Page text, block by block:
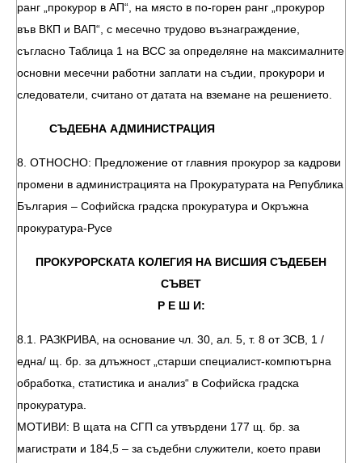
ранг „прокурор в АП“, на място в по-горен ранг „прокурор
във ВКП и ВАП“, с месечно трудово възнаграждение,
съгласно Таблица 1 на ВСС за определяне на максималните
основни месечни работни заплати на съдии, прокурори и
следователи, считано от датата на вземане на решението.
СЪДЕБНА АДМИНИСТРАЦИЯ
8. ОТНОСНО: Предложение от главния прокурор за кадрови
промени в администрацията на Прокуратурата на Република
България – Софийска градска прокуратура и Окръжна
прокуратура-Русе
ПРОКУРОРСКАТА КОЛЕГИЯ НА ВИСШИЯ СЪДЕБЕН
СЪВЕТ
Р Е Ш И:
8.1. РАЗКРИВА, на основание чл. 30, ал. 5, т. 8 от ЗСВ, 1 /
една/ щ. бр. за длъжност „старши специалист-компютърна
обработка, статистика и анализ“ в Софийска градска
прокуратура.
МОТИВИ: В щата на СГП са утвърдени 177 щ. бр. за
магистрати и 184,5 – за съдебни служители, което прави